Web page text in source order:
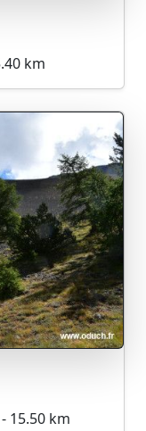
km
15.50 km